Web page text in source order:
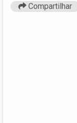
Compartilhar